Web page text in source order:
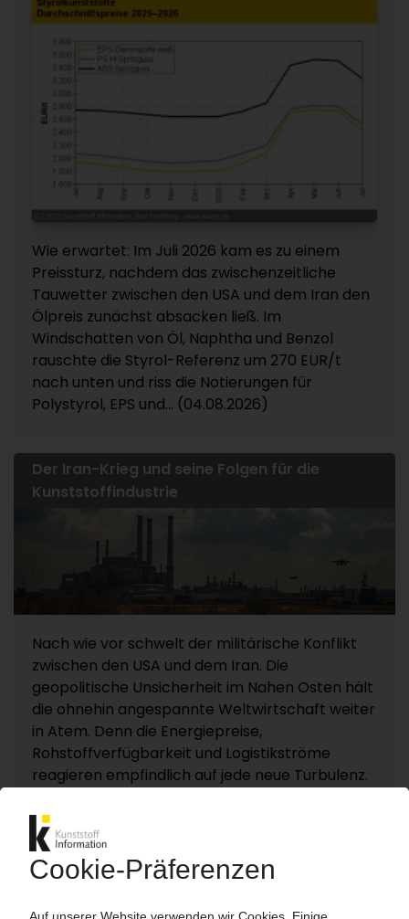
Wie erwartet: Im Juli 2026 kam es zu einem
Preissturz, nachdem das zwischenzeitliche
Tauwetter zwischen den USA und dem Iran den
Ölpreis zunächst absacken ließ. Im
Windschatten von Öl, Naphtha und Benzol
rauschte die Styrol-Referenz um 270 EUR/t
nach unten und riss die Notierungen für
Polystyrol, EPS und... (04.08.2026)
Der Iran-Krieg und seine Folgen für die
Kunststoffindustrie
Nach wie vor schwelt der militärische Konflikt
zwischen den USA und dem Iran. Die
geopolitische Unsicherheit im Nahen Osten hält
die ohnehin angespannte Weltwirtschaft weiter
in Atem. Denn die Energiepreise,
Rohstoffverfügbarkeit und Logistikströme
reagieren empfindlich auf jede neue Turbulenz.
KI – Kunststoff Information dokumentiert und
analysiert die für die Polymermärkte
entscheidenden Entwicklungen rund um die
Straße von Hormus auf einer eigenen
Themenseite „Nahost-Konflikt“.